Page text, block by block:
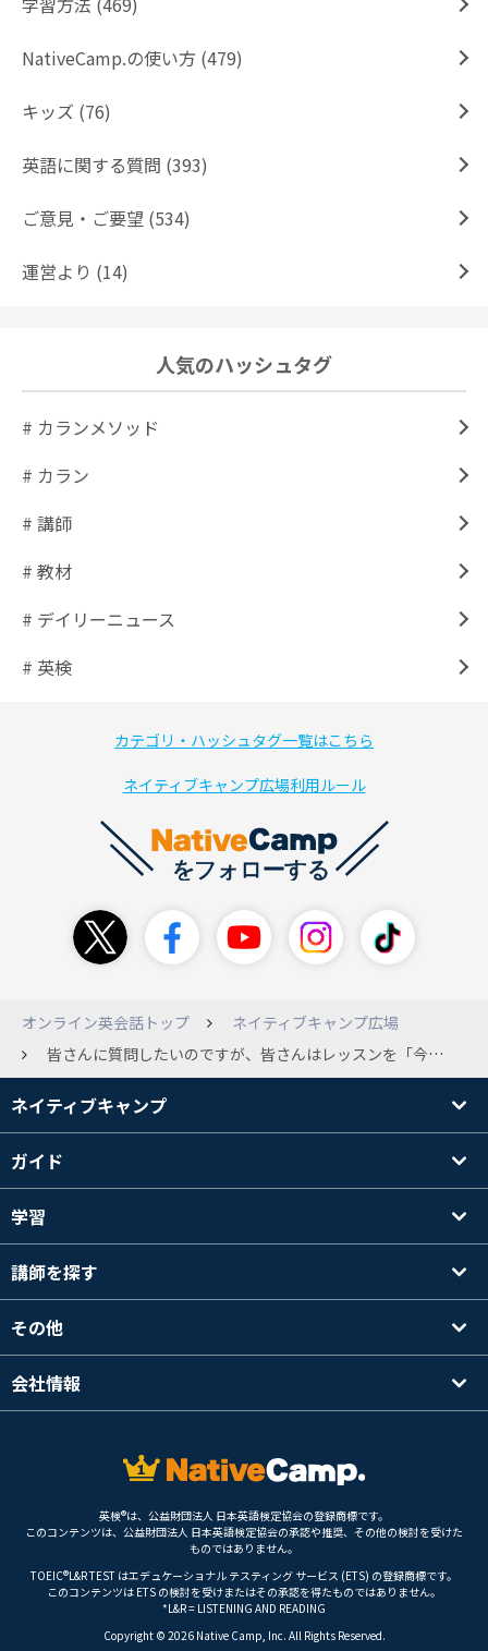
NativeCamp.の使い方 (479)
キッズ (76)
英語に関する質問 (393)
ご意見・ご要望 (534)
運営より (14)
人気のハッシュタグ
# カランメソッド
# カラン
# 講師
# 教材
# デイリーニュース
# 英検
カテゴリ・ハッシュタグ一覧はこちら
ネイティブキャンプ広場利用ルール
オンライン英会話トップ
ネイティブキャンプ広場
皆さんに質問したいのですが、皆さんはレッスンを「今すぐレッスン」で受けるか「予約して受ける」 どちらでしょうか？自分は最近今すぐレッスンをよくやるのですが、直近5レッスンくらいあまり良い先生ではなく 星4や星3をつけるレベルの先生が多いです。こんなことが最近あるので少しレッスンがトラウマになってきています😢15分でいつもレッスンを受けていますがやはり不安です。どうしたら良いのでしょうか？ (コインは少なくもう少しで買う予定なのですが予約レッスンができない状況です)
ネイティブキャンプ
ガイド
学習
講師を探す
その他
会社情報
英検®は、公益財団法人 日本英語検定協会の登録商標です。
このコンテンツは、公益財団法人 日本英語検定協会の承認や推奨、その他の検討を受けた
ものではありません。
TOEIC®L&R TEST はエデュケーショナル テスティング サービス (ETS) の登録商標です。
このコンテンツは ETS の検討を受けまたはその承認を得たものではありません。
*L&R = LISTENING AND READING
Copyright © 2026 Native Camp, Inc. All Rights Reserved.